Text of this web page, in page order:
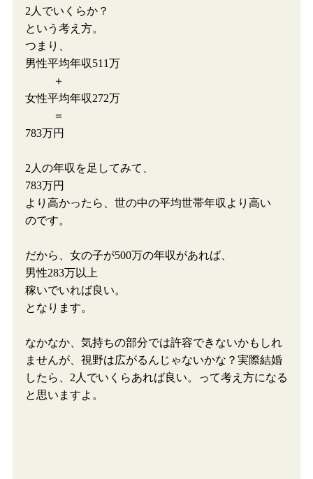
2人でいくらか？
という考え方。
つまり、
男性平均年収511万
＋
女性平均年収272万
＝
783万円
2人の年収を足してみて、
783万円
より高かったら、世の中の平均世帯年収より高い
のです。
だから、女の子が500万の年収があれば、
男性283万以上
稼いでいれば良い。
となります。
なかなか、気持ちの部分では許容できないかもしれ
ませんが、視野は広がるんじゃないかな？実際結婚
したら、2人でいくらあれば良い。って考え方になる
と思いますよ。